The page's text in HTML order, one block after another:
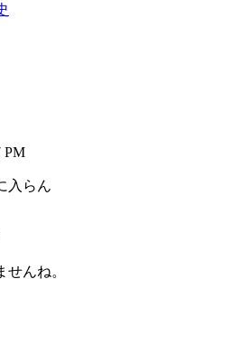
PM
入らん
んね。